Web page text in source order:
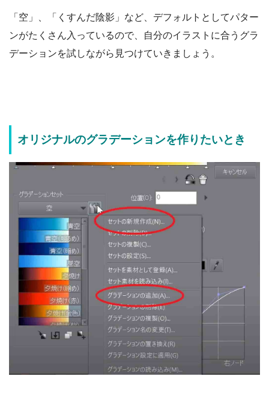
「空」、「くすんだ陰影」など、デフォルトとしてパター
ンがたくさん入っているので、自分のイラストに合うグラ
デーションを試しながら見つけていきましょう。
オリジナルのグラデーションを作りたいとき